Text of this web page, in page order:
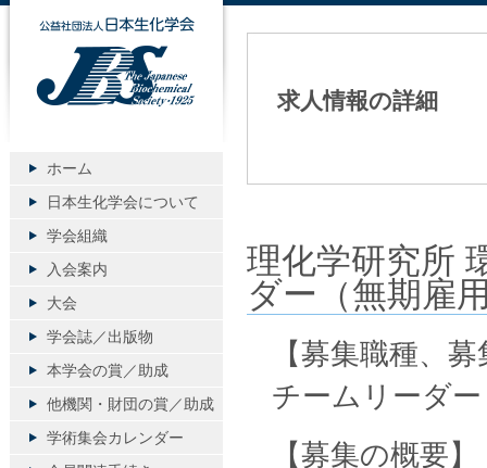
求人情報の詳細
理化学研究所
ダー（無期雇
【募集職種
チームリーダ
【募集の概要】
公益社団法人日本生化学会
ホーム
日本生化学会について
学会組織
入会案内
大会
学会誌／出版物
本学会の賞／助成
他機関・財団の賞／助成
学術集会カレンダー